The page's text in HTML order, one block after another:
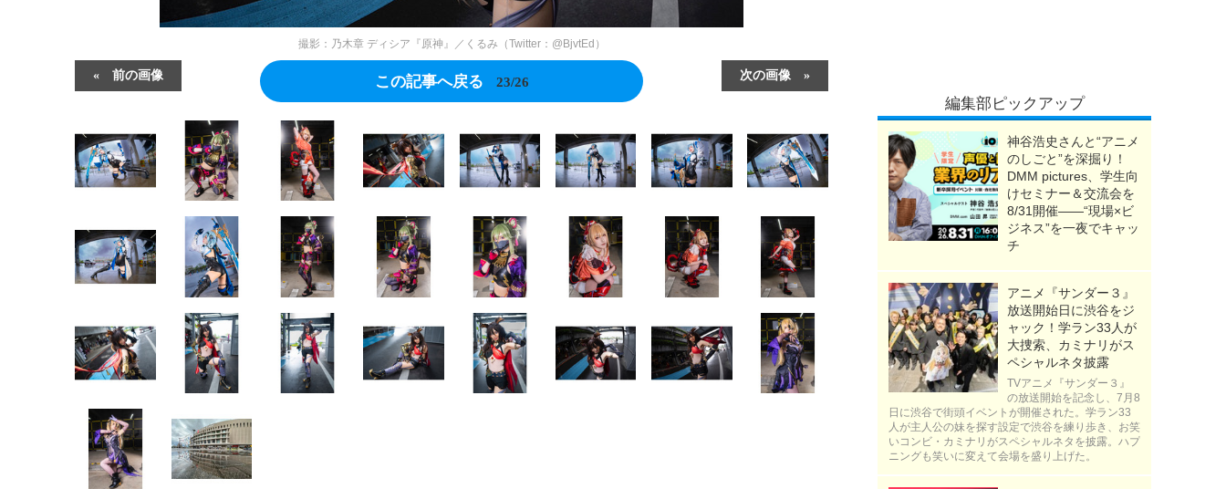
撮影：乃木章 ディシア『原神』／くるみ（Twitter：@BjvtEd）
前の画像 次の画像
この記事へ戻る 23/26
編集部ピックアップ
神谷浩史さんと“アニメ
のしごと”を深掘り！
DMM pictures、学生向
けセミナー＆交流会を
8/31開催――“現場×ビ
ジネス”を一夜でキャッ
チ
アニメ『サンダー３』
放送開始日に渋谷をジ
ャック！学ラン33人が
大捜索、カミナリがス
ペシャルネタ披露
TVアニメ『サンダー３』
の放送開始を記念し、7月8
日に渋谷で街頭イベントが開催された。学ラン33
人が主人公の妹を探す設定で渋谷を練り歩き、お笑
いコンビ・カミナリがスペシャルネタを披露。ハプ
ニングも笑いに変えて会場を盛り上げた。